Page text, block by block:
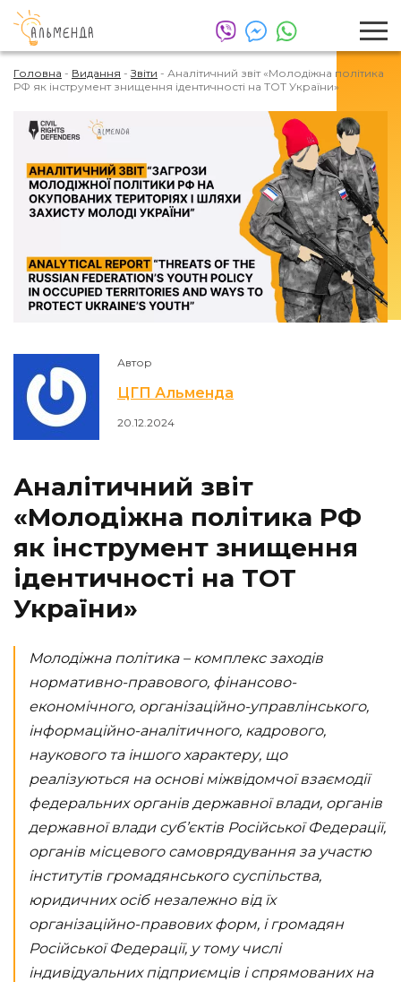
Головна - Видання -Звіти - Аналітичний звіт «Молодіжна політика
РФ як інструмент знищення ідентичності на ТОТ України»
Автор
ЦГП Альменда
20.12.2024
Аналітичний звіт
«Молодіжна політика РФ
як інструмент знищення
ідентичності на ТОТ
України»
Молодіжна політика – комплекс заходів
нормативно-правового, фінансово-
економічного, організаційно-управлінського,
інформаційно-аналітичного, кадрового,
наукового та іншого характеру, що
реалізуються на основі міжвідомчої взаємодії
федеральних органів державної влади, органів
державної влади суб’єктів Російської Федерації,
органів місцевого самоврядування за участю
інститутів громадянського суспільства,
юридичних осіб незалежно від їх
організаційно-правових форм, і громадян
Російської Федерації, у тому числі
індивідуальних підприємців і спрямованих на